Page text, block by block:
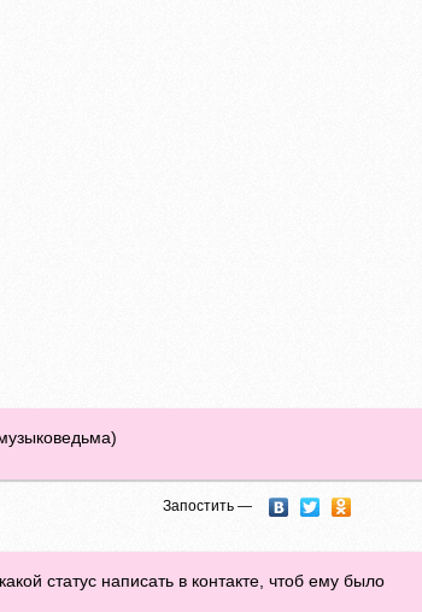
Запостить —
статус написать в контакте, чтоб ему было